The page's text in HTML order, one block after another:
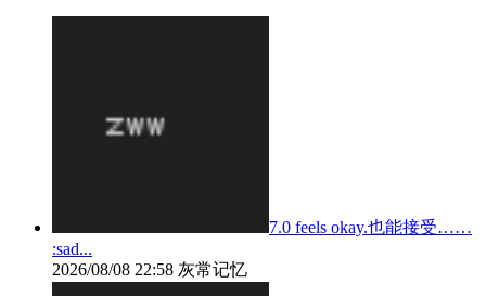
7.0 feels okay.也能接受……
:sad...
2026/08/08 22:58 灰常记忆